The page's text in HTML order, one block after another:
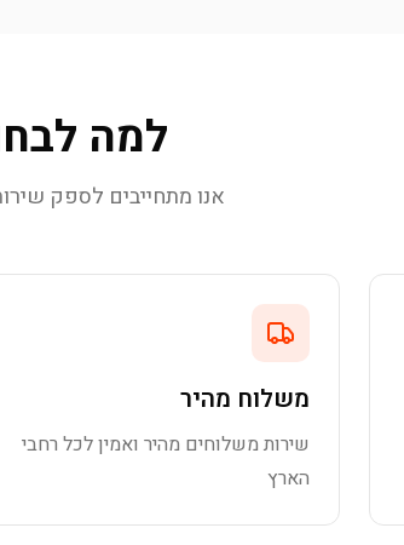
למה
אנו מתחייבים לספק
משלוח מהיר
שירות משלוחים מהיר ואמין לכל רחבי
הארץ